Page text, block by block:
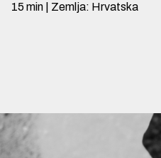
15 min Zemlja: Hrvatska